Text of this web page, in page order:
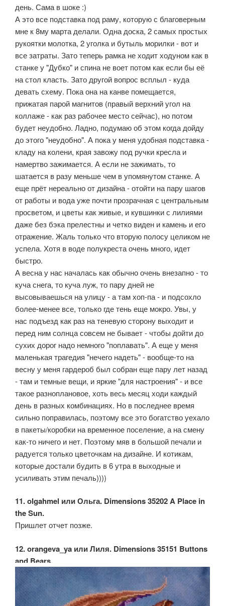
день. Сама в шоке :)
А это все подставка под раму, которую с благоверным
мне к 8му марта делали. Одна доска, 2 самых простых
рукоятки молотка, 2 уголка и бутыль морилки - вот и
все затраты. Зато теперь рамка не ходит ходуном как в
станке у "Дубко" и спина не воет потом как если бы её
на стол класть. Зато другой вопрос всплыл - куда
девать схему. Пока она на канве помещается,
прижатая парой магнитов (правый верхний угол на
коллаже - как раз рабочее место сейчас), но потом
будет неудобно. Ладно, подумаю об этом когда дойду
до этого "неудобно". А пока у меня удобная подставка -
кладу на колени, края завожу под ручки кресла и
намертво зажимается. А если не зажимать, то
шатается в разу меньше чем в упомянутом станке. А
еще прёт нереально от дизайна - отойти на пару шагов
от работы и вода уже почти прозрачная с центральным
просветом, и цветы как живые, и кувшинки с лилиями
даже без бэка прелестны и четко виден и камень и его
отражение. Жаль только что вторую полосу целиком не
успела. Хотя в воде полукреста очень много, идет
быстро.
А весна у нас началась как обычно очень внезапно - то
куча снега, то куча луж, то пару дней не
высовываешься на улицу - а там хоп-па - и подсохло
более-менее все, только где тень еще мокро. Увы, у
нас подъезд как раз на теневую сторону выходит и
перед ним солнца совсем не бывает - чтобы дойти до
сухих дорог надо немного "поплавать". А еще у меня
маленькая трагедия "нечего надеть" - вообще-то на
весну у меня гардероб был собран еще пару лет назад
- там и темные вещи, и яркие "для настроения" - и все
такое разноплановое, хоть весь месяц ходи каждый
день в разных комбинациях. Но в последнее время
сильно поправилась, поэтому все это богатство уехало
в пакеты/коробки на временное поселение, а на смену
как-то ничего и нет. Поэтому мяв в большой печали и
радуется только цветочкам на дизайне. И котикам,
которые достали будить в 6 утра в выходные и
усиливать этим печаль))))
11. olgahmel или Ольга. Dimensions 35202 A Place in
the Sun.
Пришлет отчет позже.
12. orangeva_ya или Лиля. Dimensions 35151 Buttons
and Bears.